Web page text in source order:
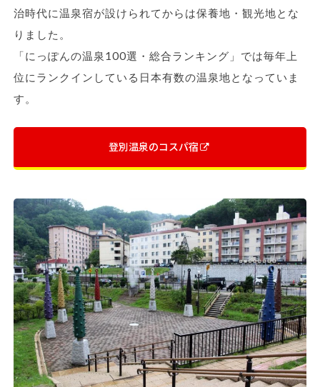
治時代に温泉宿が設けられてからは保養地・観光地とな
りました。
「にっぽんの温泉100選・総合ランキング」では毎年上
位にランクインしている日本有数の温泉地となっていま
す。
登別温泉のコスパ宿